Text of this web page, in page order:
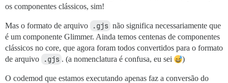
os componentes clássicos, sim!
Mas o formato de arquivo .gjs não significa necessariamente que
é um componente Glimmer. Ainda temos centenas de componentes
clássicos no core, que agora foram todos convertidos para o formato
de arquivo
.gjs . (a nomenclatura é confusa, eu sei )
O codemod que estamos executando apenas faz a conversão do